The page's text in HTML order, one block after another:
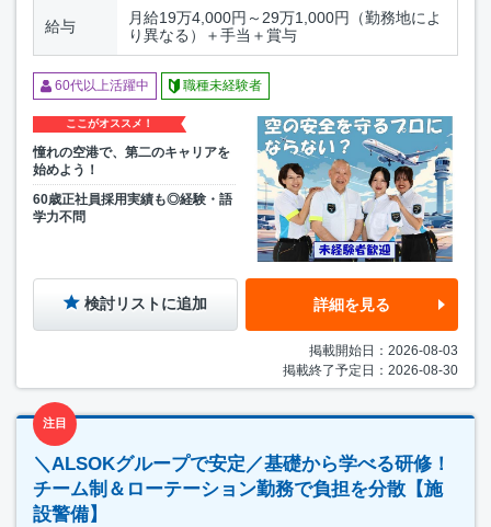
給与
月給19万4,000円～29万1,000円（勤務地によ
り異なる）＋手当＋賞与
60代以上活躍中 職種未経験者
ここがオススメ！
憧れの空港で、第二のキャリアを
始めよう！
60歳正社員採用実績も◎経験・語
学力不問
検討リストに追加 詳細を見る
掲載開始日：2026-08-03
掲載終了予定日：2026-08-30
注目
＼ALSOKグループで安定／基礎から学べる研修！
チーム制＆ローテーション勤務で負担を分散【施
設警備】